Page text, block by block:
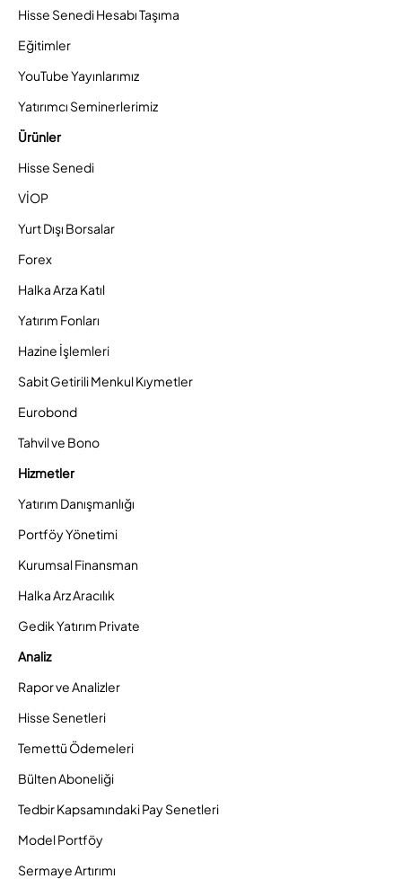
Hisse Senedi Hesabı Taşıma
Eğitimler
YouTube Yayınlarımız
Yatırımcı Seminerlerimiz
Ürünler
Hisse Senedi
VİOP
Yurt Dışı Borsalar
Forex
Halka Arza Katıl
Yatırım Fonları
Hazine İşlemleri
Sabit Getirili Menkul Kıymetler
Eurobond
Tahvil ve Bono
Hizmetler
Yatırım Danışmanlığı
Portföy Yönetimi
Kurumsal Finansman
Halka Arz Aracılık
Gedik Yatırım Private
Analiz
Rapor ve Analizler
Hisse Senetleri
Temettü Ödemeleri
Bülten Aboneliği
Tedbir Kapsamındaki Pay Senetleri
Model Portföy
Sermaye Artırımı